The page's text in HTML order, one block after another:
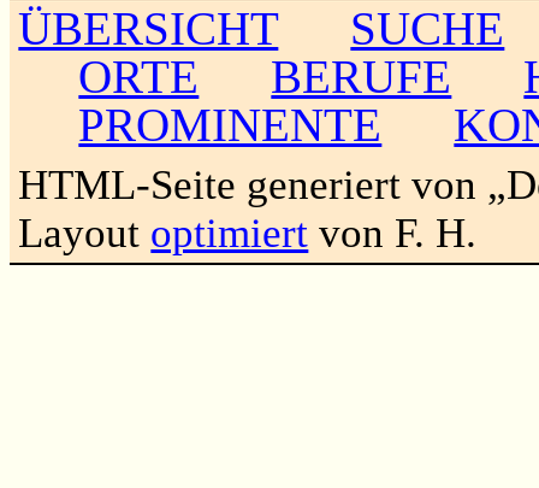
ÜBERSICHT
SUCHE
ORTE
BERUFE
PROMINENTE
HTML-Seite generiert von
Layout optimiert von F. H.